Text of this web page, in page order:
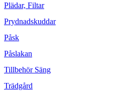
Plädar, Filtar
Prydnadskuddar
Påsk
Påslakan
Tillbehör Säng
Trädgård